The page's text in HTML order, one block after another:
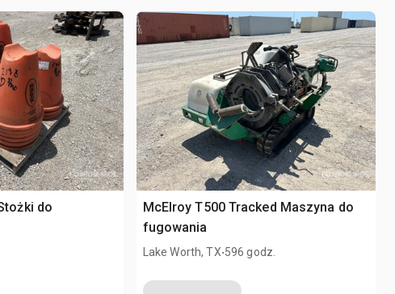
do
McElroy T500 Tracked Maszyna do
fugowania
Lake Worth, TX.596 godz.